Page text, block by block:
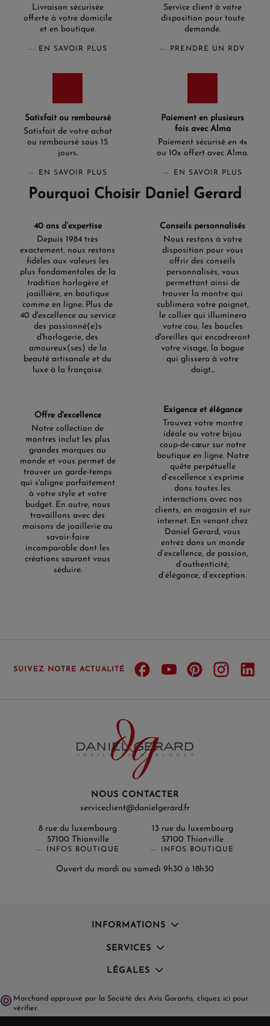
Livraison sécurisée
offerte à votre domicile
et en boutique.
EN SAVOIR PLUS
Service client à votre
disposition pour toute
demande.
PRENDRE UN RDV
Satisfait ou remboursé
Satisfait de votre achat
ou remboursé sous 15
jours.
EN SAVOIR PLUS
Paiement en plusieurs
fois avec Alma
Paiement sécurisé en 4x
ou 10x offert avec Alma.
EN SAVOIR PLUS
Pourquoi Choisir Daniel Gerard
40 ans d’expertise
Depuis 1984 très
exactement, nous restons
fidèles aux valeurs les
plus fondamentales de la
tradition horlogère et
joaillière, en boutique
comme en ligne. Plus de
40 d'excellence au service
des passionné(e)s
d'horlogerie, des
amoureux(ses) de la
beauté artisanale et du
luxe à la française.
Conseils personnalisés
Nous restons à votre
disposition pour vous
offrir des conseils
personnalisés, vous
permettant ainsi de
trouver la montre qui
sublimera votre poignet,
le collier qui illuminera
votre cou, les boucles
d'oreilles qui encadreront
votre visage, la bague
qui glissera à votre
doigt...
Offre d'excellence
Notre collection de
montres inclut les plus
grandes marques au
monde et vous permet de
trouver un garde-temps
qui s'aligne parfaitement
à votre style et votre
budget. En outre, nous
travaillons avec des
maisons de joaillerie au
savoir-faire
incomparable dont les
créations sauront vous
séduire.
Exigence et élégance
Trouvez votre montre
idéale ou votre bijou
coup-de-cœur sur notre
boutique en ligne. Notre
quête perpétuelle
d’excellence s’exprime
dans toutes les
interactions avec nos
clients, en magasin et sur
internet. En venant chez
Daniel Gerard, vous
entrez dans un monde
d’excellence, de passion,
d’authenticité,
d’élégance, d’exception.
SUIVEZ NOTRE ACTUALITÉ
NOUS CONTACTER
serviceclient@danielgerard.fr
8 rue du luxembourg
57100 Thionville
INFOS BOUTIQUE
13 rue du luxembourg
57100 Thionville
INFOS BOUTIQUE
Ouvert du mardi au samedi 9h30 à 18h30
INFORMATIONS
SERVICES
LÉGALES
Marchand approuvé par la Société des Avis Garantis, cliquez ici pour
vérifier.